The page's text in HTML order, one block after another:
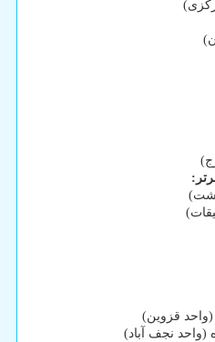
قزوین)
(واحد نجف آباد)